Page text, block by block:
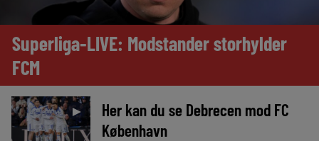
Superliga-LIVE: Modstander storhylder
FCM
►
Her kan du se Debrecen mod FC
København